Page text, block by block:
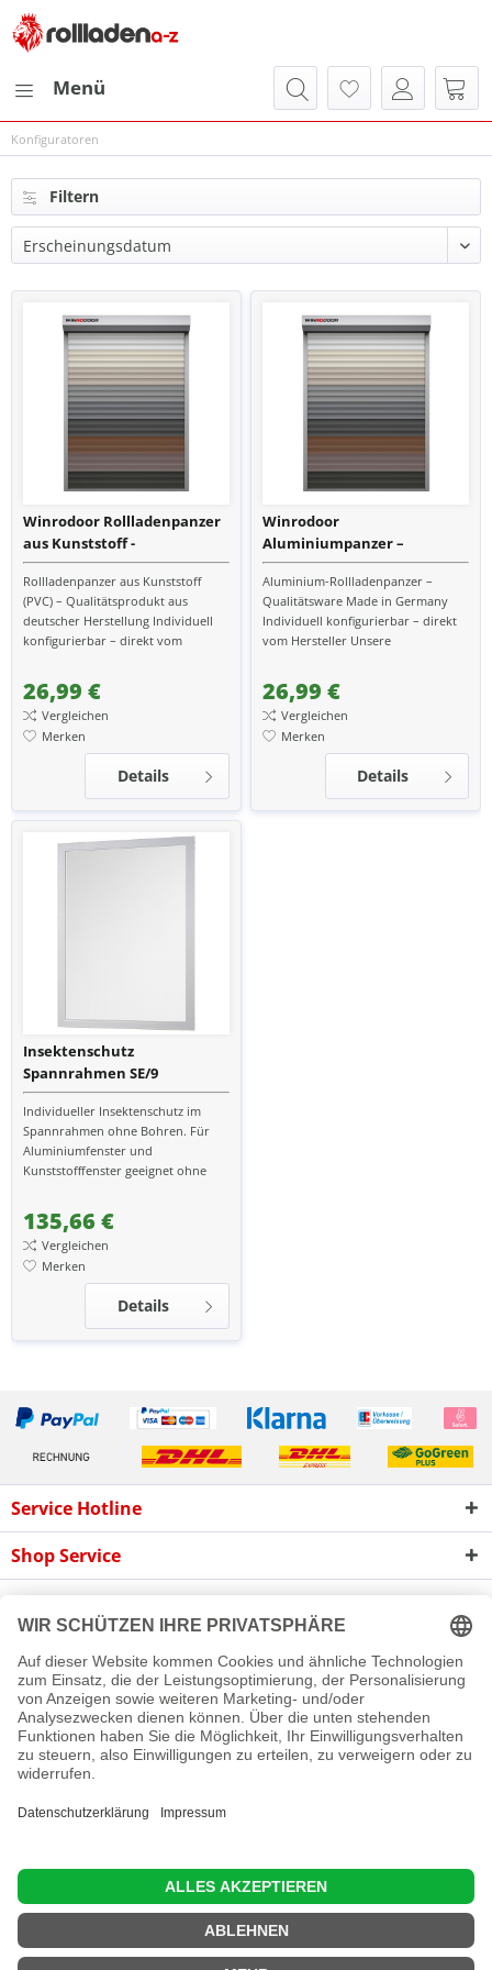
Menü
Konfiguratoren
Filtern
Winrodoor Rollladenpanzer
aus Kunststoff -
Qualitätsrollladen Made in
Germany
Rollladenpanzer aus Kunststoff
(PVC) – Qualitätsprodukt aus
deutscher Herstellung Individuell
konfigurierbar – direkt vom
26,99 €
Vergleichen
Merken
Details
Winrodoor
Aluminiumpanzer –
Qualitätsrollladen Made in
Germany Profilgrößen 37
mm, 52 mm und 55 mm
Aluminium-Rollladenpanzer –
Qualitätsware Made in Germany
Individuell konfigurierbar – direkt
vom Hersteller Unsere
26,99 €
Vergleichen
Merken
Details
Insektenschutz
Spannrahmen SE/9
Individueller Insektenschutz im
Spannrahmen ohne Bohren. Für
Aluminiumfenster und
Kunststofffenster geeignet ohne
135,66 €
Vergleichen
Merken
Details
Service Hotline
Shop Service
Newsletter
Cookie-Einstellungen Newsletter Reklamation
Kontakt
Versand und Zahlungsbedingungen
Rückgabe
Diese Website benutzt Cookies, die für den technischen Betrieb
erhöhen, der Direktwerbung dienen oder die Interaktion mit
anderen Websites und sozialen Netzwerken vereinfachen
sollen, werden nur mit Ihrer Zustimmung gesetzt.
Mehr Informationen